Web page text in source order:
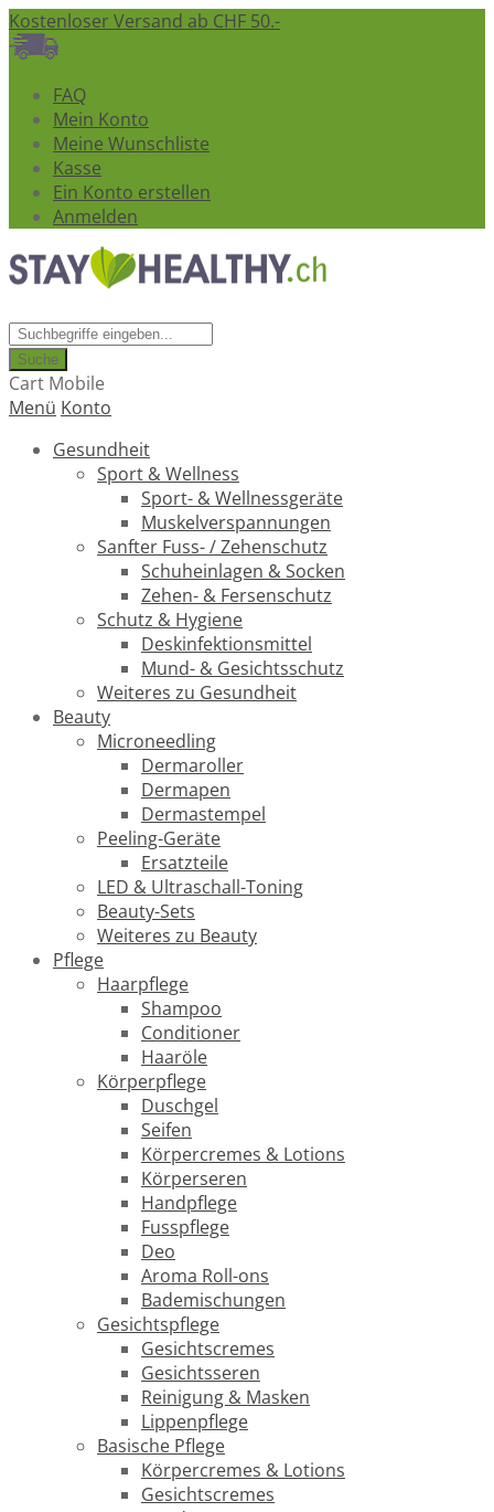
Kostenloser Versand ab CHF 50.-
FAQ
Mein Konto
Meine Wunschliste
Kasse
Ein Konto erstellen
Anmelden
Suche
Cart Mobile
Menü Konto
Gesundheit
Sport & Wellness
Sport- & Wellnessgeräte
Muskelverspannungen
Sanfter Fuss- / Zehenschutz
Schuheinlagen & Socken
Zehen- & Fersenschutz
Schutz & Hygiene
Deskinfektionsmittel
Mund- & Gesichtsschutz
Weiteres zu Gesundheit
Beauty
Microneedling
Dermaroller
Dermapen
Dermastempel
Peeling-Geräte
Ersatzteile
LED & Ultraschall-Toning
Beauty-Sets
Weiteres zu Beauty
Pflege
Haarpflege
Shampoo
Conditioner
Haaröle
Körperpflege
Duschgel
Seifen
Körpercremes & Lotions
Körperseren
Handpflege
Fusspflege
Deo
Aroma Roll-ons
Bademischungen
Gesichtspflege
Gesichtscremes
Gesichtsseren
Reinigung & Masken
Lippenpflege
Basische Pflege
Körpercremes & Lotions
Gesichtscremes